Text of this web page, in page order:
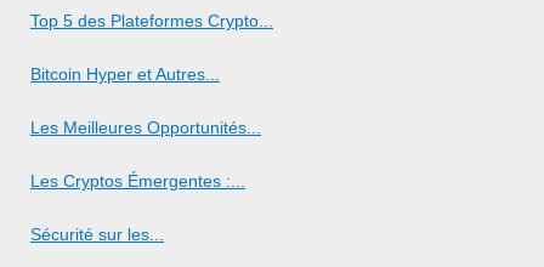
Top 5 des Plateformes Crypto...
Bitcoin Hyper et Autres...
Les Meilleures Opportunités...
Les Cryptos Émergentes :...
Sécurité sur les...